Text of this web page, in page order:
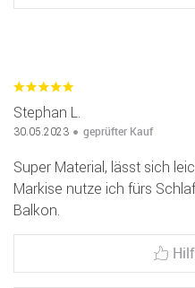
Stephan L.
30.05.2023 geprüfter Kauf
Super Material, lässt sich
Markise nutze ich fürs
Balkon.